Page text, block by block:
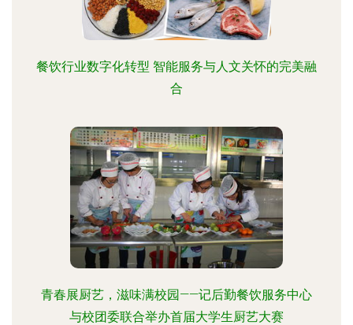
餐饮行业数字化转型 智能服务与人文关怀的完美融
合
青春展厨艺，滋味满校园——记后勤餐饮服务中心
与校团委联合举办首届大学生厨艺大赛